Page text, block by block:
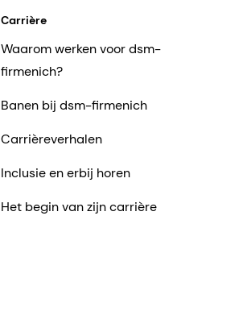
Carrière
Waarom werken voor dsm-
firmenich?
Banen bij dsm-firmenich
Carrièreverhalen
Inclusie en erbij horen
Het begin van zijn carrière